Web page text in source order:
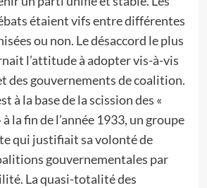
étaient vifs entre différentes
ou non. Le désaccord le plus
l’attitude à adopter vis-à-vis
des gouvernements de coalition.
à la base de la scission des «
la fin de l’année 1933, un groupe
qui justifiait sa volonté de
gouvernementales par
La quasi-totalité des